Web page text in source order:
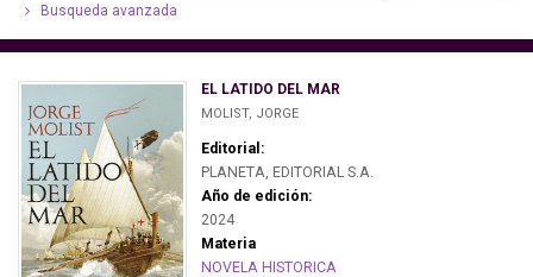
Busqueda avanzada
EL LATIDO DEL MAR
MOLIST, JORGE
Editorial:
PLANETA, EDITORIAL S.A.
Año de edición:
2024
Materia
NOVELA HISTORICA